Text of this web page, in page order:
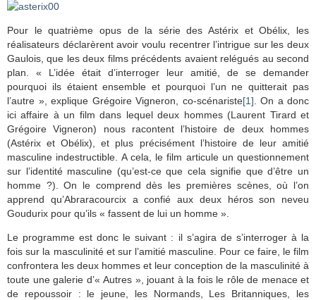
Pour le quatrième opus de la série des Astérix et Obélix, les
réalisateurs déclarèrent avoir voulu recentrer l’intrigue sur les deux
Gaulois, que les deux films précédents avaient relégués au second
plan. « L’idée était d’interroger leur amitié, de se demander
pourquoi ils étaient ensemble et pourquoi l’un ne quitterait pas
l’autre », explique Grégoire Vigneron, co-scénariste[1] . On a donc
ici affaire à un film dans lequel deux hommes (Laurent Tirard et
Grégoire Vigneron) nous racontent l’histoire de deux hommes
(Astérix et Obélix), et plus précisément l’histoire de leur amitié
masculine indestructible. A cela, le film articule un questionnement
sur l’identité masculine (qu’est-ce que cela signifie que d’être un
homme ?). On le comprend dès les premières scènes, où l’on
apprend qu’Abraracourcix a confié aux deux héros son neveu
Goudurix pour qu’ils « fassent de lui un homme ».
Le programme est donc le suivant : il s’agira de s’interroger à la
fois sur la masculinité et sur l’amitié masculine. Pour ce faire, le film
confrontera les deux hommes et leur conception de la masculinité à
toute une galerie d’« Autres », jouant à la fois le rôle de menace et
de repoussoir : le jeune, les Normands, Les Britanniques, les